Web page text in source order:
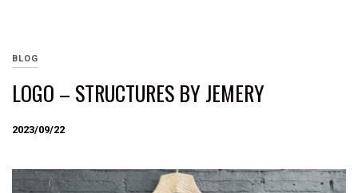
BLOG
LOGO – STRUCTURES BY JEMERY
2023/09/22